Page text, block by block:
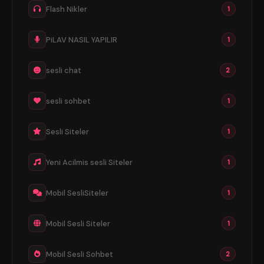
Flash Nikler 1
PiLAV NASIL YAPILIR 1
sesli chat 2
sesli sohbet 1
Sesli Siteler 1
Yeni Acilmis sesli Siteler 1
Mobil SesliSiteler 1
Mobil Sesli Siteler 1
Mobil Sesli Sohbet 2